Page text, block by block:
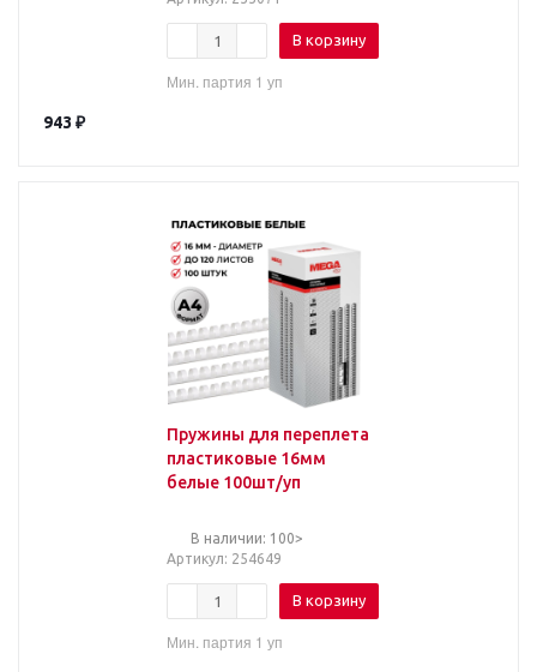
В корзину
Мин. партия 1 уп
943 ₽
Пружины для переплета
пластиковые 16мм
белые 100шт/уп
В наличии: 100>
Артикул: 254649
В корзину
Мин. партия 1 уп